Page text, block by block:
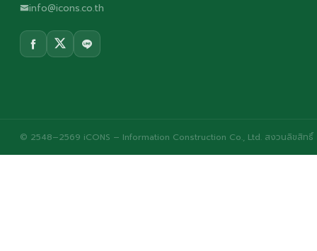
info@icons.co.th
© 2548–2569 iCONS – Information Construction Co., Ltd. สงวนลิขสิทธิ์